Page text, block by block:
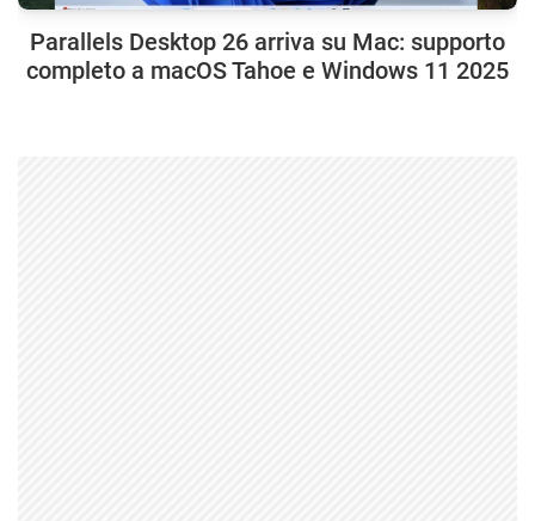
Parallels Desktop 26 arriva su Mac: supporto
completo a macOS Tahoe e Windows 11 2025